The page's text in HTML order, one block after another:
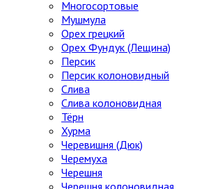
Многосортовые
Мушмула
Орех грецкий
Орех Фундук (Лещина)
Персик
Персик колоновидный
Слива
Слива колоновидная
Тёрн
Хурма
Черевишня (Дюк)
Черемуха
Черешня
Черешня колоновидная